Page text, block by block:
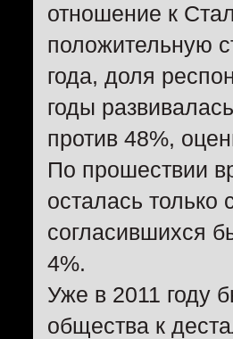
отношение к
положительную
года, доля
годы
против 48%,
По прошествии
осталась
согласившихся
4%.
Уже в 2011 году
общества к